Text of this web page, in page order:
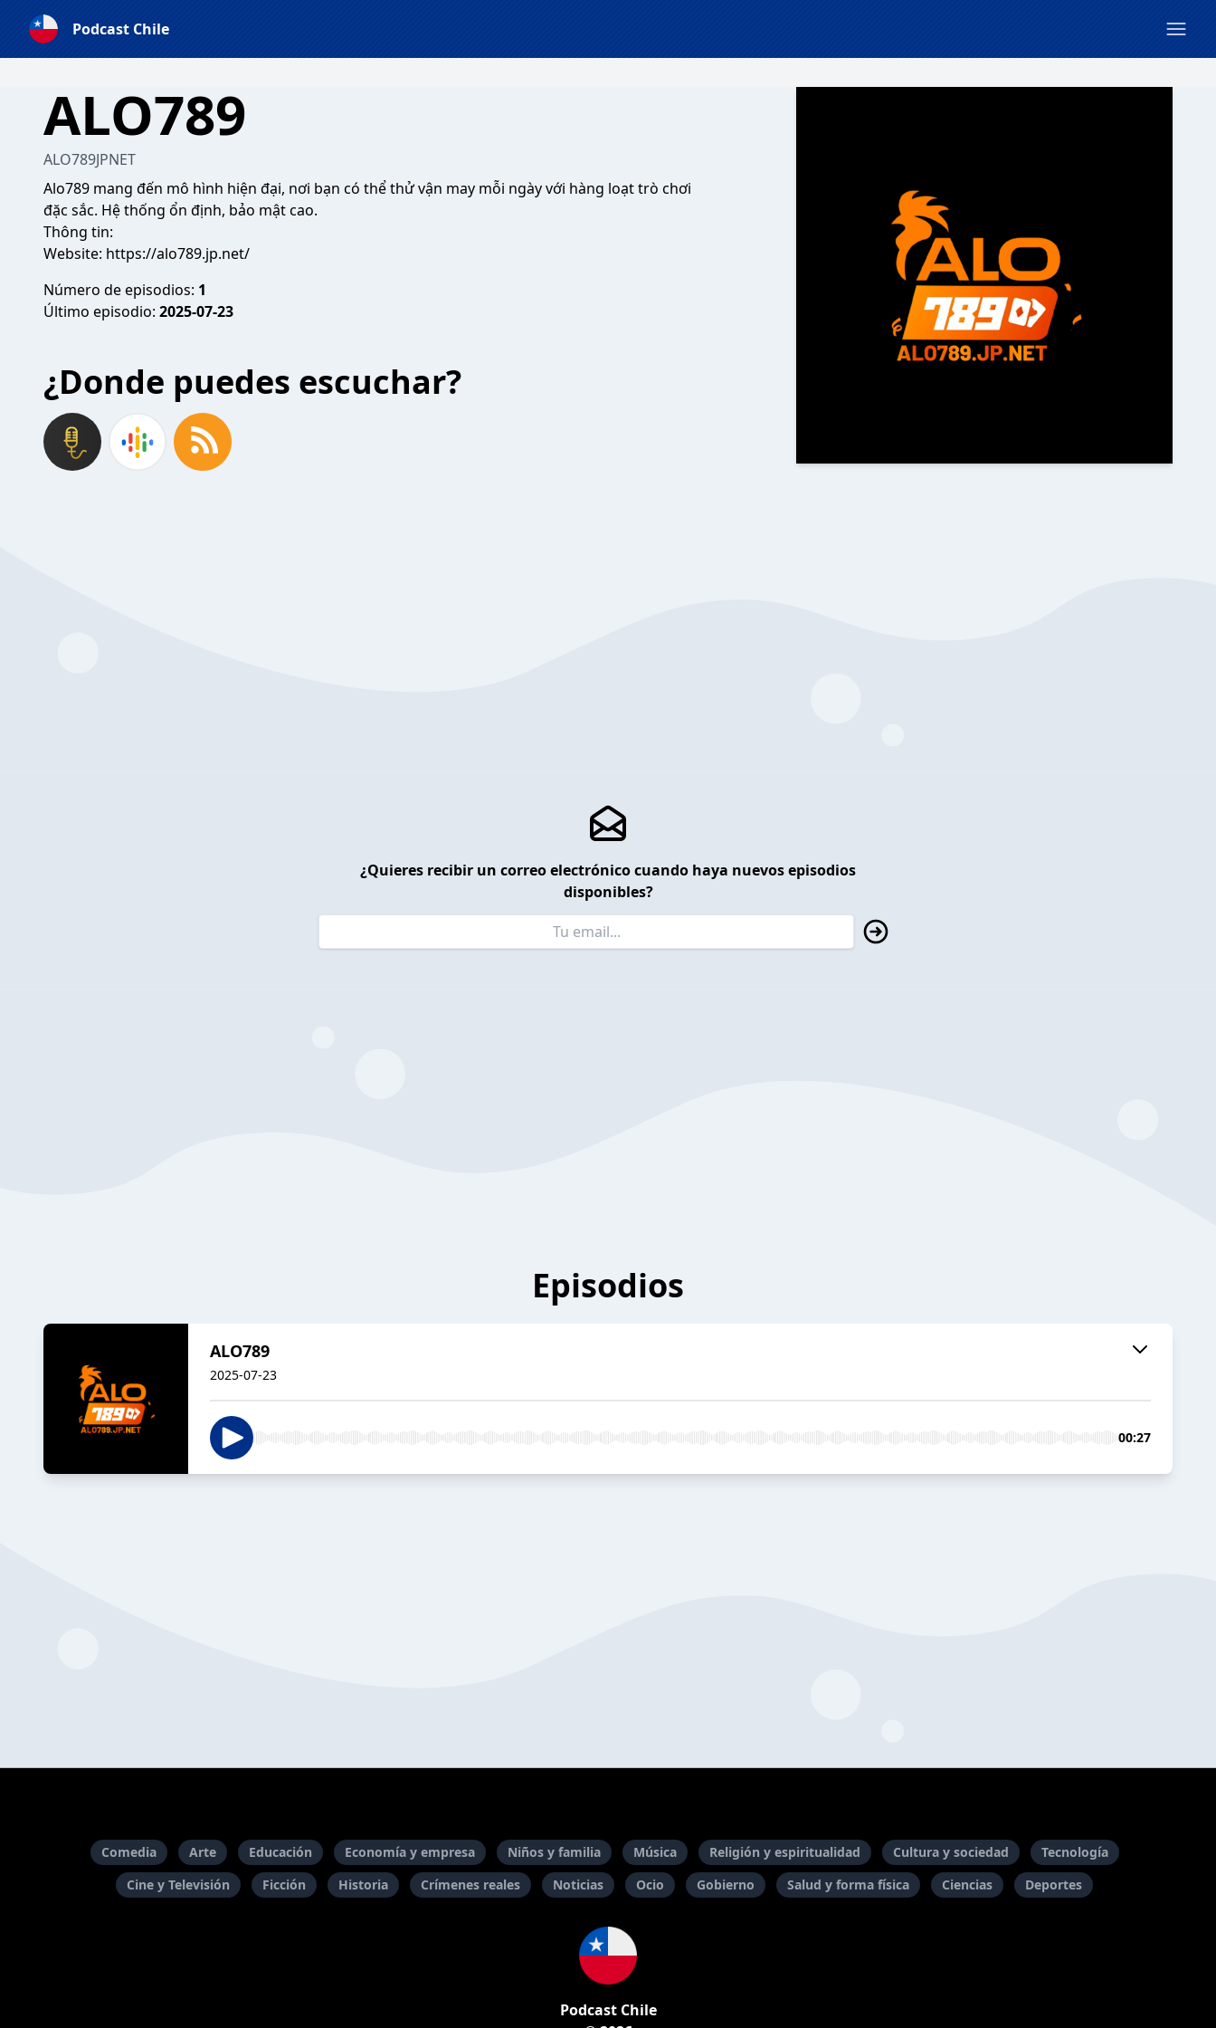
Podcast Chile
ALO789
ALO789JPNET
Alo789 mang đến mô hình hiện đại, nơi bạn có thể thử vận may mỗi ngày với hàng loạt trò chơi
đặc sắc. Hệ thống ổn định, bảo mật cao.
Thông tin:
Website: https://alo789.jp.net/
Número de episodios: 1
Último episodio: 2025-07-23
¿Donde puedes escuchar?
¿Quieres recibir un correo electrónico cuando haya nuevos episodios
disponibles?
Episodios
ALO789
2025-07-23
00:27
Comedia Arte Educación Economía y empresa Niños y familia Música Religión y espiritualidad Cultura y sociedad
Tecnología
Cine y Televisión
Ficción Historia Crímenes reales Noticias Ocio Gobierno Salud y forma física Ciencias Deportes
Podcast Chile